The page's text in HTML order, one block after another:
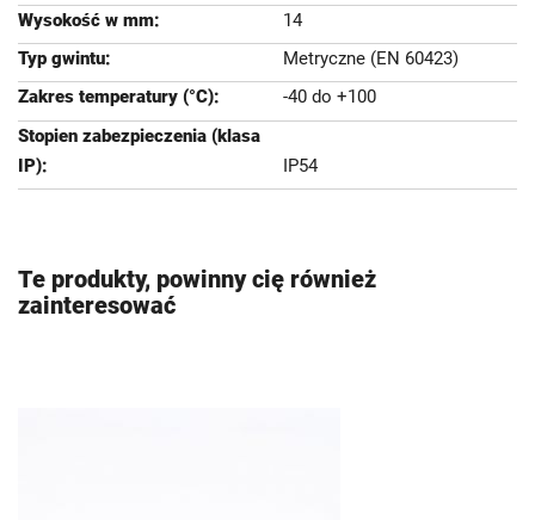
14
Metryczne (EN 60423)
-40 do +100
IP54
Te produkty, powinny cię również
zainteresować